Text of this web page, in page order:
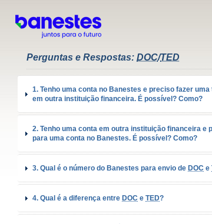
Perguntas e Respostas: DOC/TED
1. Tenho uma conta no Banestes e preciso fazer
em outra instituição financeira. É possível? Como?
2. Tenho uma conta em outra instituição financeira
para uma conta no Banestes. É possível? Como?
3. Qual é o número do Banestes para envio de DOC e
4. Qual é a diferença entre DOC e TED?